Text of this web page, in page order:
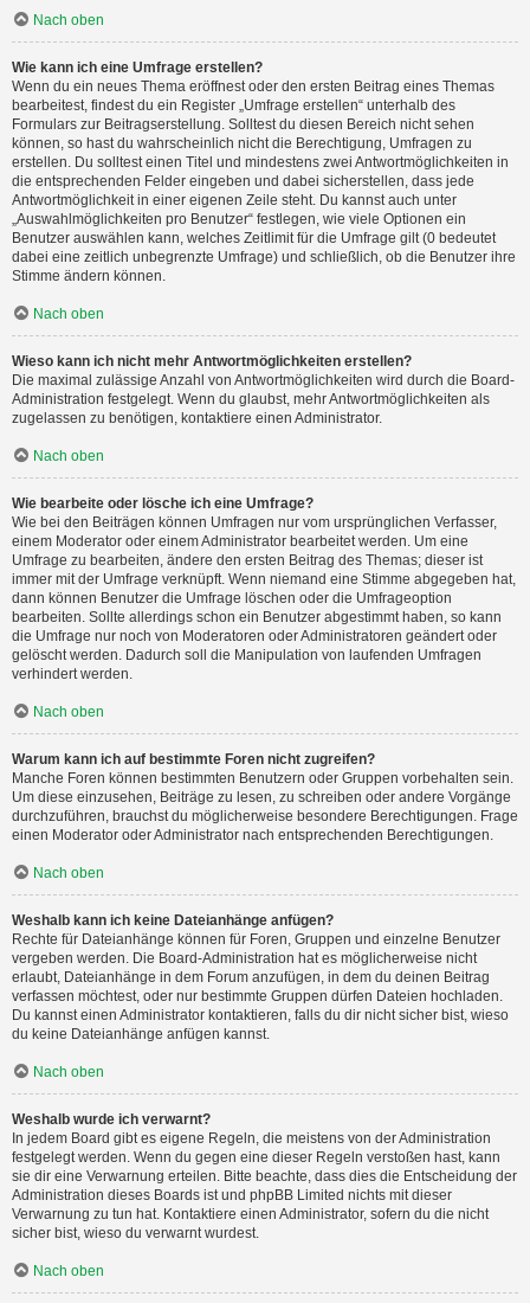
Nach oben
Wie kann ich eine Umfrage erstellen?
Wenn du ein neues Thema eröffnest oder den ersten Beitrag eines Themas
bearbeitest, findest du ein Register „Umfrage erstellen“ unterhalb des
Formulars zur Beitragserstellung. Solltest du diesen Bereich nicht sehen
können, so hast du wahrscheinlich nicht die Berechtigung, Umfragen zu
erstellen. Du solltest einen Titel und mindestens zwei Antwortmöglichkeiten in
die entsprechenden Felder eingeben und dabei sicherstellen, dass jede
Antwortmöglichkeit in einer eigenen Zeile steht. Du kannst auch unter
„Auswahlmöglichkeiten pro Benutzer“ festlegen, wie viele Optionen ein
Benutzer auswählen kann, welches Zeitlimit für die Umfrage gilt (0 bedeutet
dabei eine zeitlich unbegrenzte Umfrage) und schließlich, ob die Benutzer ihre
Stimme ändern können.
Nach oben
Wieso kann ich nicht mehr Antwortmöglichkeiten erstellen?
Die maximal zulässige Anzahl von Antwortmöglichkeiten wird durch die Board-
Administration festgelegt. Wenn du glaubst, mehr Antwortmöglichkeiten als
zugelassen zu benötigen, kontaktiere einen Administrator.
Nach oben
Wie bearbeite oder lösche ich eine Umfrage?
Wie bei den Beiträgen können Umfragen nur vom ursprünglichen Verfasser,
einem Moderator oder einem Administrator bearbeitet werden. Um eine
Umfrage zu bearbeiten, ändere den ersten Beitrag des Themas; dieser ist
immer mit der Umfrage verknüpft. Wenn niemand eine Stimme abgegeben hat,
dann können Benutzer die Umfrage löschen oder die Umfrageoption
bearbeiten. Sollte allerdings schon ein Benutzer abgestimmt haben, so kann
die Umfrage nur noch von Moderatoren oder Administratoren geändert oder
gelöscht werden. Dadurch soll die Manipulation von laufenden Umfragen
verhindert werden.
Nach oben
Warum kann ich auf bestimmte Foren nicht zugreifen?
Manche Foren können bestimmten Benutzern oder Gruppen vorbehalten sein.
Um diese einzusehen, Beiträge zu lesen, zu schreiben oder andere Vorgänge
durchzuführen, brauchst du möglicherweise besondere Berechtigungen. Frage
einen Moderator oder Administrator nach entsprechenden Berechtigungen.
Nach oben
Weshalb kann ich keine Dateianhänge anfügen?
Rechte für Dateianhänge können für Foren, Gruppen und einzelne Benutzer
vergeben werden. Die Board-Administration hat es möglicherweise nicht
erlaubt, Dateianhänge in dem Forum anzufügen, in dem du deinen Beitrag
verfassen möchtest, oder nur bestimmte Gruppen dürfen Dateien hochladen.
Du kannst einen Administrator kontaktieren, falls du dir nicht sicher bist, wieso
du keine Dateianhänge anfügen kannst.
Nach oben
Weshalb wurde ich verwarnt?
In jedem Board gibt es eigene Regeln, die meistens von der Administration
festgelegt werden. Wenn du gegen eine dieser Regeln verstoßen hast, kann
sie dir eine Verwarnung erteilen. Bitte beachte, dass dies die Entscheidung der
Administration dieses Boards ist und phpBB Limited nichts mit dieser
Verwarnung zu tun hat. Kontaktiere einen Administrator, sofern du die nicht
sicher bist, wieso du verwarnt wurdest.
Nach oben